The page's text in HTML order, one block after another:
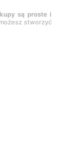
są proste i
stworzyć